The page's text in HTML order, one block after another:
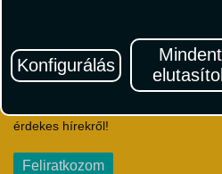
Konfigurálás
Mindent
Hírlevél
Iratkozzon fel Magyarország egyik
érdekes hírekről!
Feliratkozom